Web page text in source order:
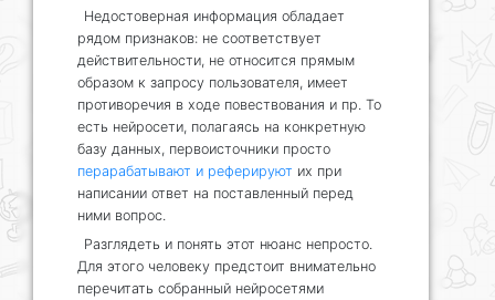
Недостоверная информация обладает
рядом признаков: не соответствует
действительности, не относится прямым
образом к запросу пользователя, имеет
противоречия в ходе повествования и пр. То
есть нейросети, полагаясь на конкретную
базу данных, первоисточники просто
перарабатывают и реферируют их при
написании ответ на поставленный перед
ними вопрос.
Разглядеть и понять этот нюанс непросто.
Для этого человеку предстоит внимательно
перечитать собранный нейросетями